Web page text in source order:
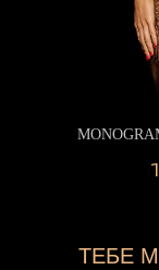
ТЕБЕ